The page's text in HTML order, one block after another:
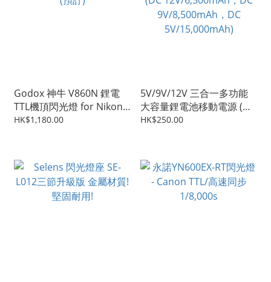
Godox 神牛 V860N 鋰電
TTL機頂閃光燈 for Nikon
(預訂)
HK$1,180.00
5V/9V/12V 三合一多功能
大容量鋰電池移動電源 (DC
12V/6,500mAh，DC
HK$250.00